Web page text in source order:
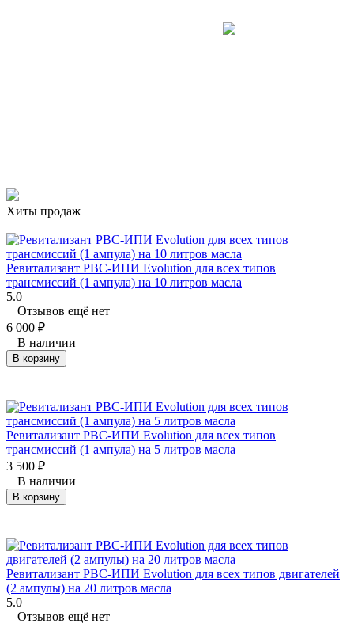
Хиты продаж
Ревитализант РВС-ИПИ Evolution для всех типов
трансмиссий (1 ампула) на 10 литров масла
5.0
Отзывов ещё нет
6 000 ₽
В наличии
В корзину
Ревитализант РВС-ИПИ Evolution для всех типов
трансмиссий (1 ампула) на 5 литров масла
3 500 ₽
В наличии
В корзину
Ревитализант РВС-ИПИ Evolution для всех типов двигателей
(2 ампулы) на 20 литров масла
5.0
Отзывов ещё нет